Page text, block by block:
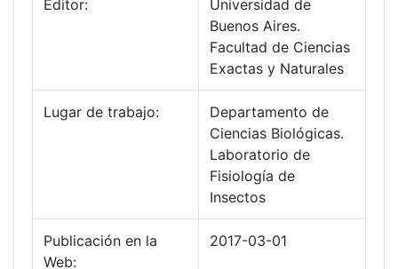
Editor:
Universidad de
Buenos Aires.
Facultad de Ciencias
Exactas y Naturales
Lugar de trabajo:
Departamento de
Ciencias Biológicas.
Laboratorio de
Fisiología de
Insectos
Publicación en la
Web:
2017-03-01